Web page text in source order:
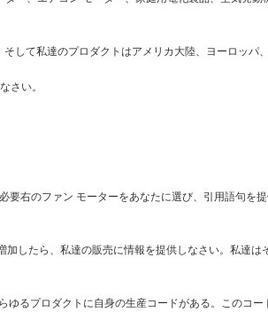
して私達のプロダクトはアメリカ大陸、ヨーロッパ
さい。
右のファン モーターをあなたに選び、引用語句を提
したら、私達の販売に情報を提供しなさい。私達は
るプロダクトに自身の生産コードがある。このコー